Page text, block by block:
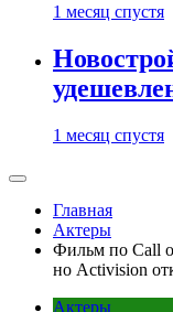
1 месяц спустя
1 месяц спустя
Главная
Актеры
Фильм по Call
но Activision
Актеры